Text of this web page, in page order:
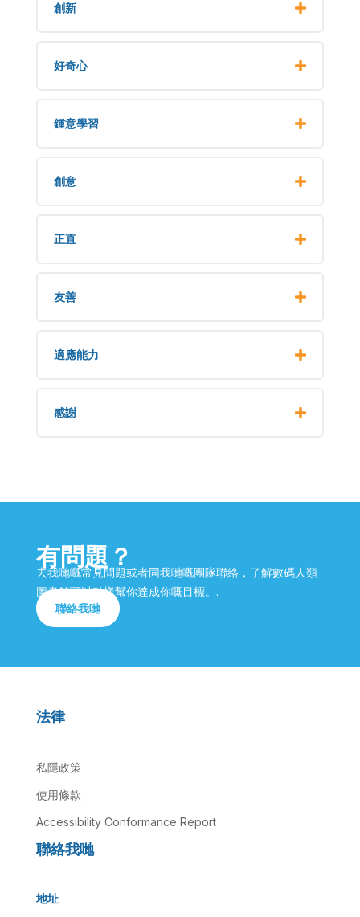
創新
好奇心
鍾意學習
創意
正直
友善
適應能力
感謝
有問題？
去我哋嘅常見問題或者同我哋嘅團隊聯絡，了解數碼人類
圖書館可以點樣幫你達成你嘅目標。.
聯絡我哋
法律
私隱政策
使用條款
Accessibility Conformance Report
聯絡我哋
地址